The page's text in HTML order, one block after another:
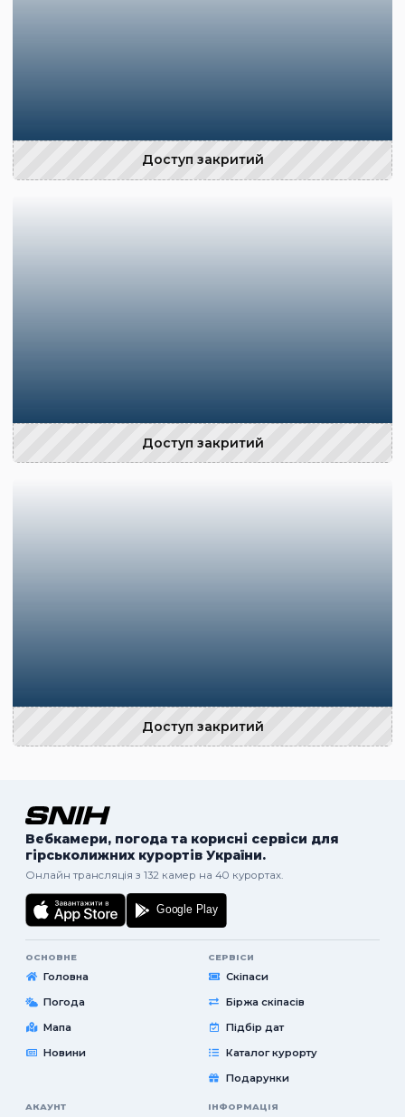
Доступ закритий
Доступ закритий
Доступ закритий
Вебкамери, погода та корисні сервіси для
гірськолижних курортів України.
Онлайн трансляція з 132 камер на 40 курортах.
ОСНОВНЕ
Головна
Погода
Мапа
Новини
СЕРВІСИ
Скіпаси
Біржа скіпасів
Підбір дат
Каталог курорту
Подарунки
АКАУНТ ІНФОРМАЦІЯ